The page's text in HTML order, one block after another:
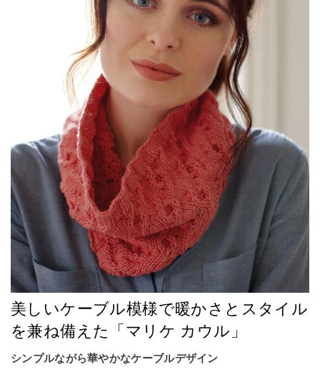
美しいケーブル模様で暖かさとスタイル
を兼ね備えた「マリケ カウル」
シンプルながら華やかなケーブルデザイン